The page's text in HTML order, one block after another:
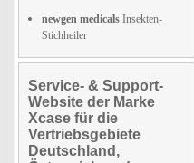
newgen medicals Insekten-
Stichheiler
Service- & Support-
Website der Marke
Xcase für die
Vertriebsgebiete
Deutschland,